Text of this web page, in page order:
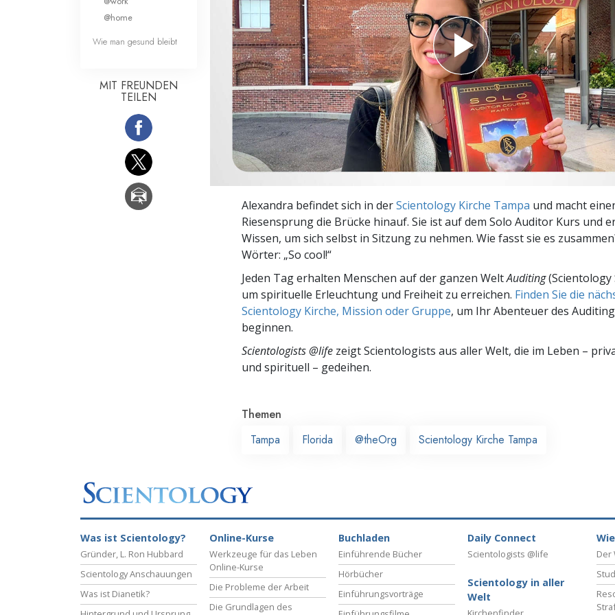
Liebe und Hass – Was ist Größe?
Alexandra befindet sich in derScientology Kirche Tampa und macht
Riesensprung die Brücke hinauf. Sie ist auf dem Solo Auditor Kurs und
Wissen, um sich selbst in Sitzung zu nehmen. Wie fasst sie es
Wörter: „So cool!“
Jeden Tag erhalten Menschen auf der ganzen WeltAuditing(Scientology
um spirituelle Erleuchtung und Freiheit zu erreichen. Finden Sie die
Scientology Kirche, Mission oder Gruppe, um Ihr Abenteuer des
beginnen.
Scientologists @life zeigt Scientologists aus aller Welt, die im Leben –
und spirituell – gedeihen.
Themen
Tampa
Florida @theOrg Scientology Kirche Tampa
@home
Wie man gesund bleibt
MIT FREUNDEN
TEILEN
Was ist Scientology?
Gründer, L. Ron Hubbard
Scientology Anschauungen
Was ist Dianetik?
Online-Kurse
Werkzeuge für das Leben
Online-Kurse
Die Probleme der Arbeit
Die Grundlagen des
Buchladen
Einführende Bücher
Hörbücher
Einführungsvorträge
Daily Connect
Scientologists @life
Scientology in aller
Welt
Der